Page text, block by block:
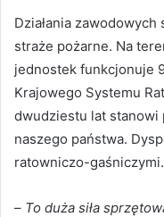
Działania
straże pożarne. Na
jednostek funkcjonuje
Krajowego Systemu
dwudziestu lat
naszego państwa.
ratowniczo-gaśniczymi.
– To duża siła